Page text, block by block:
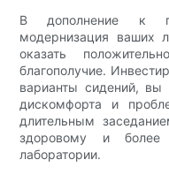
В дополнение к
модернизация ваших
оказать
благополучие.
варианты сидений, вы
дискомфорта и
длительным
здоровому и
лаборатории.